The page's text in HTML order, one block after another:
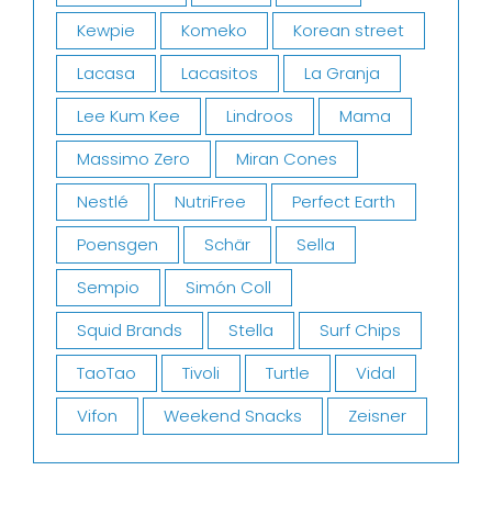
Kewpie
Komeko
Korean street
Lacasa
Lacasitos
La Granja
Lee Kum Kee
Lindroos
Mama
Massimo Zero
Miran Cones
Nestlé
NutriFree
Perfect Earth
Poensgen
Schär
Sella
Sempio
Simón Coll
Squid Brands
Stella
Surf Chips
TaoTao
Tivoli Turtle
Vidal
Vifon
Weekend Snacks Zeisner